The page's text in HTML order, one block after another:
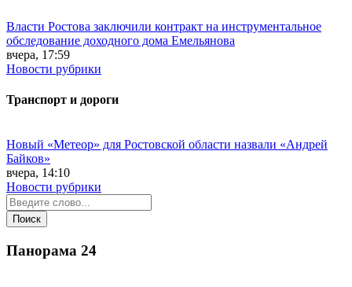
Власти Ростова заключили контракт на инструментальное
обследование доходного дома Емельянова
вчера, 17:59
Новости рубрики
Транспорт и дороги
Новый «Метеор» для Ростовской области назвали «Андрей
Байков»
вчера, 14:10
Новости рубрики
Панорама 24